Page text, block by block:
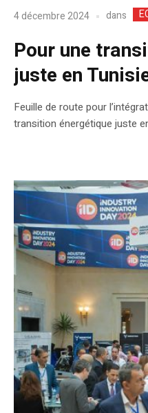
4 décembre 2024 dans
Pour une
juste en
Feuille de route pour
transition énergétique juste